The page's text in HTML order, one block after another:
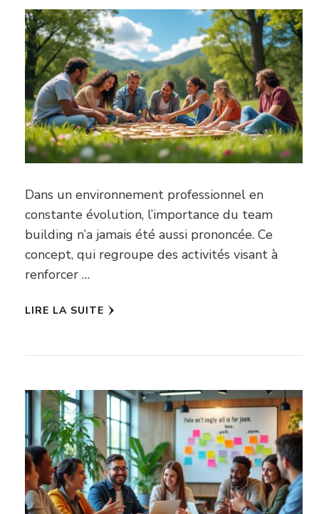
Dans un environnement professionnel en
constante évolution, l’importance du team
building n’a jamais été aussi prononcée. Ce
concept, qui regroupe des activités visant à
renforcer …
LIRE LA SUITE